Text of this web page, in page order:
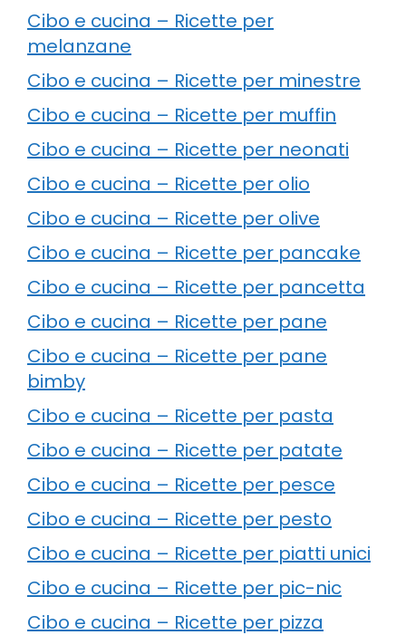
Cibo e cucina – Ricette per
melanzane
Cibo e cucina – Ricette per minestre
Cibo e cucina – Ricette per muffin
Cibo e cucina – Ricette per neonati
Cibo e cucina – Ricette per olio
Cibo e cucina – Ricette per olive
Cibo e cucina – Ricette per pancake
Cibo e cucina – Ricette per pancetta
Cibo e cucina – Ricette per pane
Cibo e cucina – Ricette per pane
bimby
Cibo e cucina – Ricette per pasta
Cibo e cucina – Ricette per patate
Cibo e cucina – Ricette per pesce
Cibo e cucina – Ricette per pesto
Cibo e cucina – Ricette per piatti unici
Cibo e cucina – Ricette per pic-nic
Cibo e cucina – Ricette per pizza